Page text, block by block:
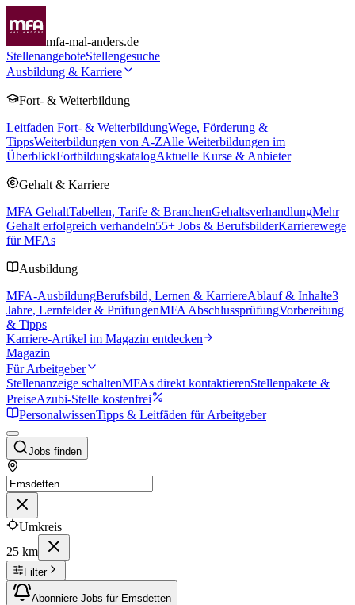
mfa-mal-anders.de
StellenangeboteStellengesuche
Ausbildung & Karriere
Fort- & Weiterbildung
Leitfaden Fort- & WeiterbildungWege, Förderung &
TippsWeiterbildungen von A-ZAlle Weiterbildungen im
ÜberblickFortbildungskatalogAktuelle Kurse & Anbieter
Gehalt & Karriere
MFA GehaltTabellen, Tarife & BranchenGehaltsverhandlungMehr
Gehalt erfolgreich verhandeln55+ Jobs & BerufsbilderKarrierewege
für MFAs
Ausbildung
MFA-AusbildungBerufsbild, Lernen & KarriereAblauf & Inhalte3
Jahre, Lernfelder & PrüfungenMFA AbschlussprüfungVorbereitung
& Tipps
Karriere-Artikel im Magazin entdecken
Magazin
Für Arbeitgeber
Stellenanzeige schaltenMFAs direkt kontaktierenStellenpakete &
PreiseAzubi-Stelle kostenfrei
PersonalwissenTipps & Leitfäden für Arbeitgeber
Jobs finden
Umkreis
25 km
Filter
Abonniere Jobs für Emsdetten